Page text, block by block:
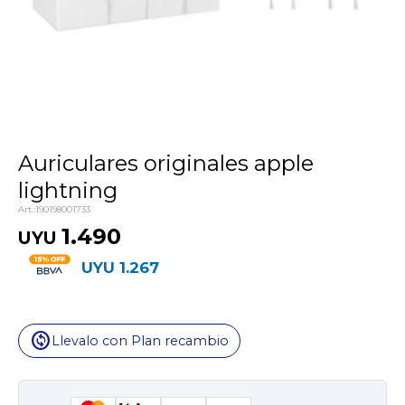
Auriculares originales apple
lightning
190198001733
UYU 1.490
UYU 1.267
change_circleLlevalo con Plan recambio